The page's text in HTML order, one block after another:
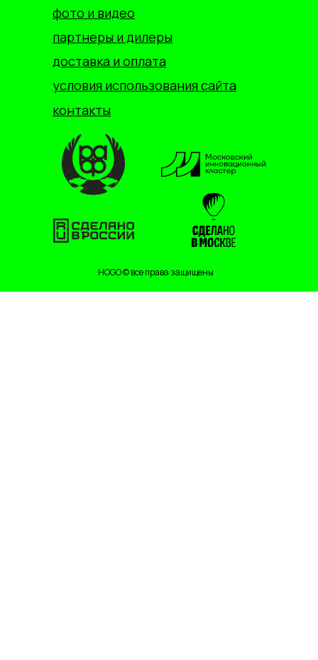
партнеры и дилеры
контакты
условия использования сайта
HOGO © все права защищены
доставка и оплата
фото и видео